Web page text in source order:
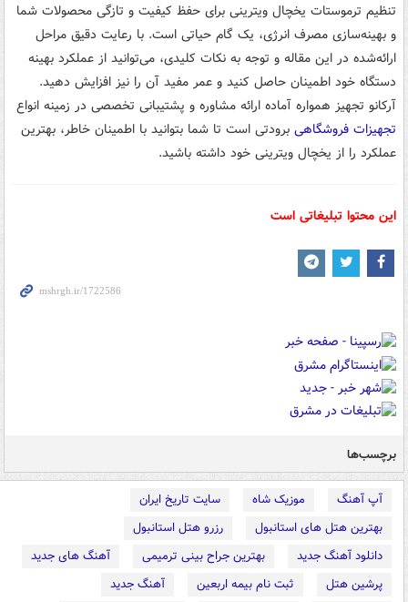
تنظیم ترموستات یخچال ویترینی برای حفظ کیفیت و تازگی محصولات شما
و بهینه‌سازی مصرف انرژی، یک گام حیاتی است. با رعایت دقیق مراحل
ارائه‌شده در این مقاله و توجه به نکات کلیدی، می‌توانید از عملکرد بهینه
دستگاه خود اطمینان حاصل کنید و عمر مفید آن را نیز افزایش دهید.
آرکانو تجهیز همواره آماده ارائه مشاوره و پشتیبانی تخصصی در زمینه انواع
تجهیزات فروشگاهی برودتی است تا شما بتوانید با اطمینان خاطر، بهترین
عملکرد را از یخچال ویترینی خود داشته باشید.
این محتوا تبلیغاتی است
برچسب‌ها
آپ آهنگ موزیک شاه
سایت تاریخ ایران
بهترین هتل های استانبول
رزرو هتل استانبول
دانلود آهنگ جدید
بهترین جراح بینی ترمیمی
آهنگ های جدید
پرشین هتل
ثبت نام بیمه اربعین
آهنگ جدید